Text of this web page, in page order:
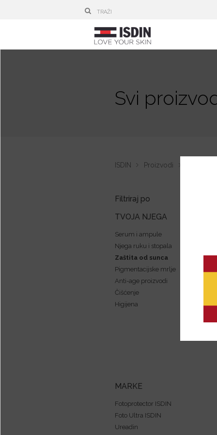
Svi
ISDIN Proizvodi
Filtriraj po
TVOJA NJEGA
Serum i ampule
Njega ruku i stopala
Zaštita od sunca
Pigmentacijske mrlje
Anti-age proizvodi
Čišćenje
Higijena
MARKE
Fotoprotector ISDIN
Foto Ultra ISDIN
Ureadin